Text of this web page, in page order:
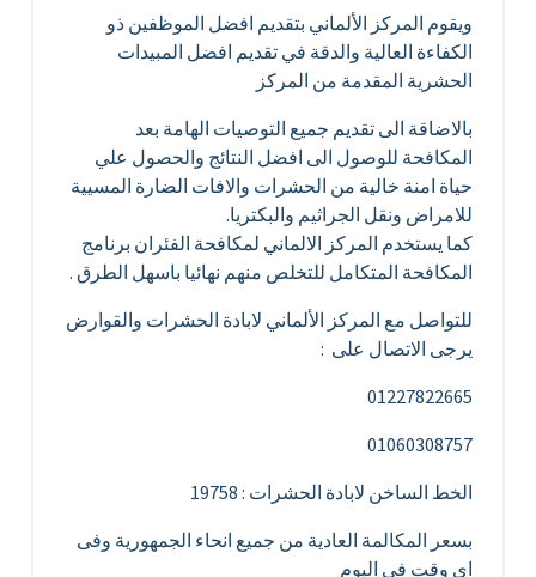
ويقوم المركز الألماني بتقديم افضل الموظفين ذو
الكفاءة العالية والدقة في تقديم افضل المبيدات
الحشرية المقدمة من المركز
بالاضاقة الى تقديم جميع التوصيات الهامة بعد
المكافحة للوصول الى افضل النتائج والحصول علي
حياة امنة خالية من الحشرات والافات الضارة المسيية
للامراض ونقل الجراثيم والبكتريا.
كما يستخدم المركز الالماني لمكافحة الفئران برنامج
المكافحة المتكامل للتخلص منهم نهائيا باسهل الطرق .
للتواصل مع المركز الألماني لابادة الحشرات والقوارض
يرجى الاتصال على :
01227822665
01060308757
الخط الساخن لابادة الحشرات : 19758
بسعر المكالمة العادية من جميع انحاء الجمهورية وفى
اى وقت فى اليوم